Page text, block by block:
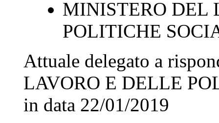
MINISTERO DEL
POLITICHE
Attuale delegato a
LAVORO E DELLE
in data 22/01/2019